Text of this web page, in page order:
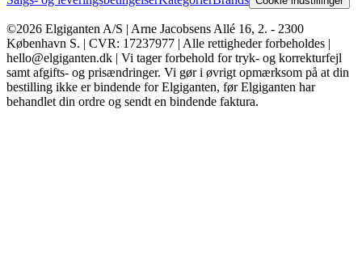
©2026 Elgiganten A/S | Arne Jacobsens Allé 16, 2. - 2300
København S. | CVR: 17237977 | Alle rettigheder forbeholdes |
hello@elgiganten.dk | Vi tager forbehold for tryk- og korrekturfejl
samt afgifts- og prisændringer. Vi gør i øvrigt opmærksom på at din
bestilling ikke er bindende for Elgiganten, før Elgiganten har
behandlet din ordre og sendt en bindende faktura.